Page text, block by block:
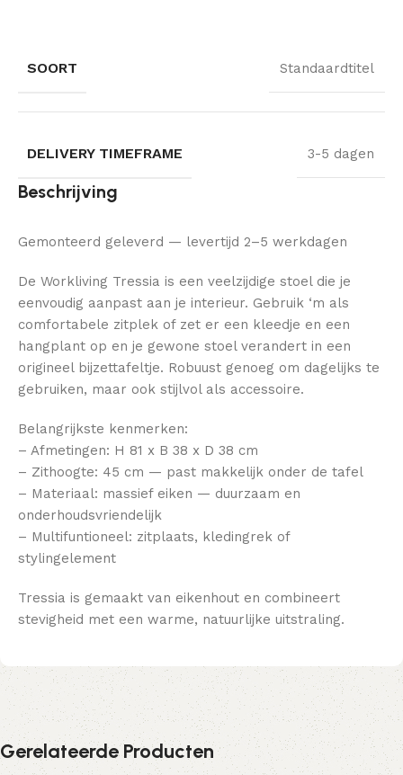
SOORT Standaardtitel
DELIVERY TIMEFRAME 3-5 dagen
Beschrijving
Gemonteerd geleverd — levertijd 2–5 werkdagen
De Workliving Tressia is een veelzijdige stoel die je
eenvoudig aanpast aan je interieur. Gebruik ‘m als
comfortabele zitplek of zet er een kleedje en een
hangplant op en je gewone stoel verandert in een
origineel bijzettafeltje. Robuust genoeg om dagelijks te
gebruiken, maar ook stijlvol als accessoire.
Belangrijkste kenmerken:
– Afmetingen: H 81 x B 38 x D 38 cm
– Zithoogte: 45 cm — past makkelijk onder de tafel
– Materiaal: massief eiken — duurzaam en
onderhoudsvriendelijk
– Multifuntioneel: zitplaats, kledingrek of
stylingelement
Tressia is gemaakt van eikenhout en combineert
stevigheid met een warme, natuurlijke uitstraling.
Gerelateerde Producten